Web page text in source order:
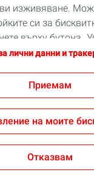
Условия за
частично
Cookies
изживяване.
си за
върху бутона
С щракване върху
че щракнете
само
можете да се
лични данни и
Приемам
на моите
Отказвам